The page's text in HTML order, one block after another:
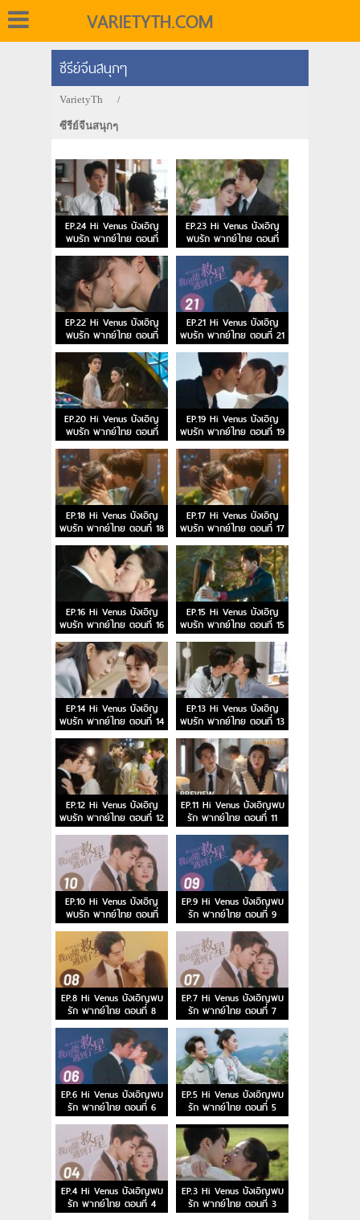
VARIETYTH.COM
ซีรีย์จีนสนุกๆ
VarietyTh /
ซีรีย์จีนสนุกๆ
EP.24 Hi Venus บังเอิญ
พบรัก พากย์ไทย ตอนที่
24
EP.23 Hi Venus บังเอิญ
พบรัก พากย์ไทย ตอนที่
23
EP.22 Hi Venus บังเอิญ
พบรัก พากย์ไทย ตอนที่
22
EP.21 Hi Venus บังเอิญ
พบรัก พากย์ไทย ตอนที่ 21
EP.20 Hi Venus บังเอิญ
พบรัก พากย์ไทย ตอนที่
20
EP.19 Hi Venus บังเอิญ
พบรัก พากย์ไทย ตอนที่ 19
EP.18 Hi Venus บังเอิญ
พบรัก พากย์ไทย ตอนที่ 18
EP.17 Hi Venus บังเอิญ
พบรัก พากย์ไทย ตอนที่ 17
EP.16 Hi Venus บังเอิญ
พบรัก พากย์ไทย ตอนที่ 16
EP.15 Hi Venus บังเอิญ
พบรัก พากย์ไทย ตอนที่ 15
EP.14 Hi Venus บังเอิญ
พบรัก พากย์ไทย ตอนที่ 14
EP.13 Hi Venus บังเอิญ
พบรัก พากย์ไทย ตอนที่ 13
EP.12 Hi Venus บังเอิญ
พบรัก พากย์ไทย ตอนที่ 12
EP.11 Hi Venus บังเอิญพบ
รัก พากย์ไทย ตอนที่ 11
EP.10 Hi Venus บังเอิญ
พบรัก พากย์ไทย ตอนที่
10
EP.9 Hi Venus บังเอิญพบ
รัก พากย์ไทย ตอนที่ 9
EP.8 Hi Venus บังเอิญพบ
รัก พากย์ไทย ตอนที่ 8
EP.7 Hi Venus บังเอิญพบ
รัก พากย์ไทย ตอนที่ 7
EP.6 Hi Venus บังเอิญพบ
รัก พากย์ไทย ตอนที่ 6
EP.5 Hi Venus บังเอิญพบ
รัก พากย์ไทย ตอนที่ 5
EP.4 Hi Venus บังเอิญพบ
รัก พากย์ไทย ตอนที่ 4
EP.3 Hi Venus บังเอิญพบ
รัก พากย์ไทย ตอนที่ 3